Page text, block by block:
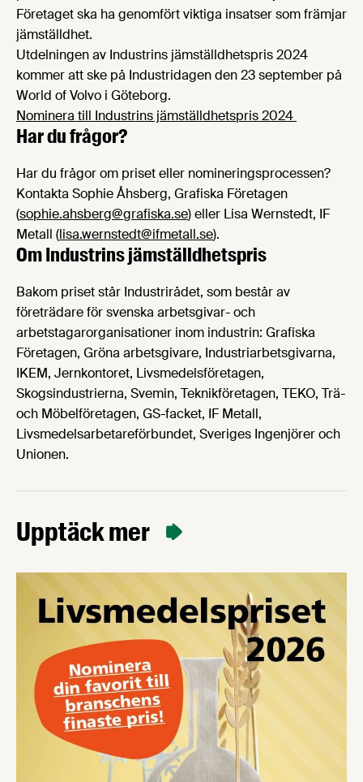
Företaget ska ha genomfört viktiga insatser som främjar
jämställdhet.
Utdelningen av Industrins jämställdhetspris 2024
kommer att ske på Industridagen den 23 september på
World of Volvo i Göteborg.
Nominera till Industrins jämställdhetspris 2024
Har du frågor?
Har du frågor om priset eller nomineringsprocessen?
Kontakta Sophie Åhsberg, Grafiska Företagen
(sophie.ahsberg@grafiska.se) eller Lisa Wernstedt, IF
Metall (lisa.wernstedt@ifmetall.se).
Om Industrins jämställdhetspris
Bakom priset står Industrirådet, som består av
företrädare för svenska arbetsgivar- och
arbetstagarorganisationer inom industrin: Grafiska
Företagen, Gröna arbetsgivare, Industriarbetsgivarna,
IKEM, Jernkontoret, Livsmedelsföretagen,
Skogsindustrierna, Svemin, Teknikföretagen, TEKO, Trä-
och Möbelföretagen, GS-facket, IF Metall,
Livsmedelsarbetareförbundet, Sveriges Ingenjörer och
Unionen.
Upptäck mer